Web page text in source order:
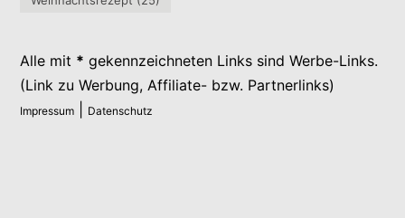
Alle mit * gekennzeichneten Links sind Werbe-Links.
(Link zu Werbung, Affiliate- bzw. Partnerlinks)
Impressum Datenschutz